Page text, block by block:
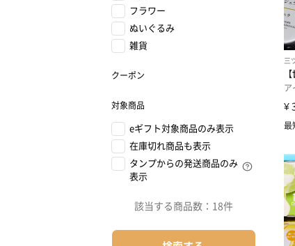
フラワー
ぬいぐるみ
雑貨
クーポン
対象商品
eギフト対象商品のみ表示
在庫切れ商品も表示
タンプからの発送商品のみ
表示
該当する商品数： 18件